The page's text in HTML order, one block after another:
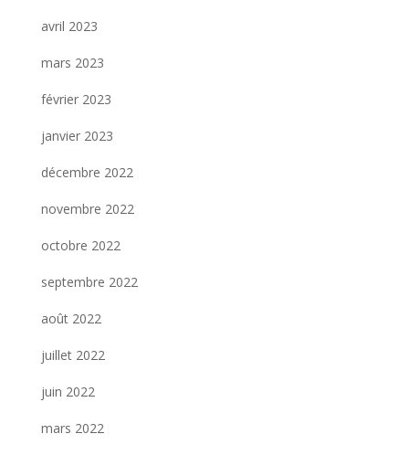
avril 2023
mars 2023
février 2023
janvier 2023
décembre 2022
novembre 2022
octobre 2022
septembre 2022
août 2022
juillet 2022
juin 2022
mars 2022